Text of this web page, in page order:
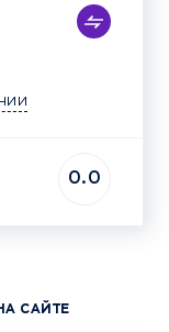
0.0
САЙТЕ